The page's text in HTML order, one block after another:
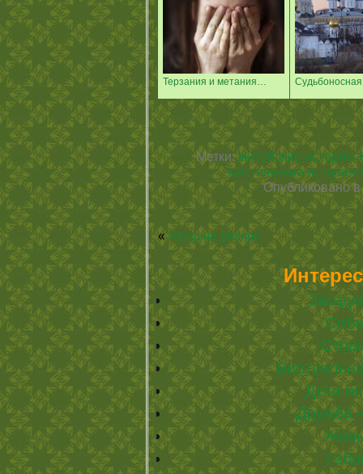
Терзания и метания… Судьбоносная
Метки:житейские истории
мистические истории
Опубликовано в
«Город на Днепре
Дети
Дружба